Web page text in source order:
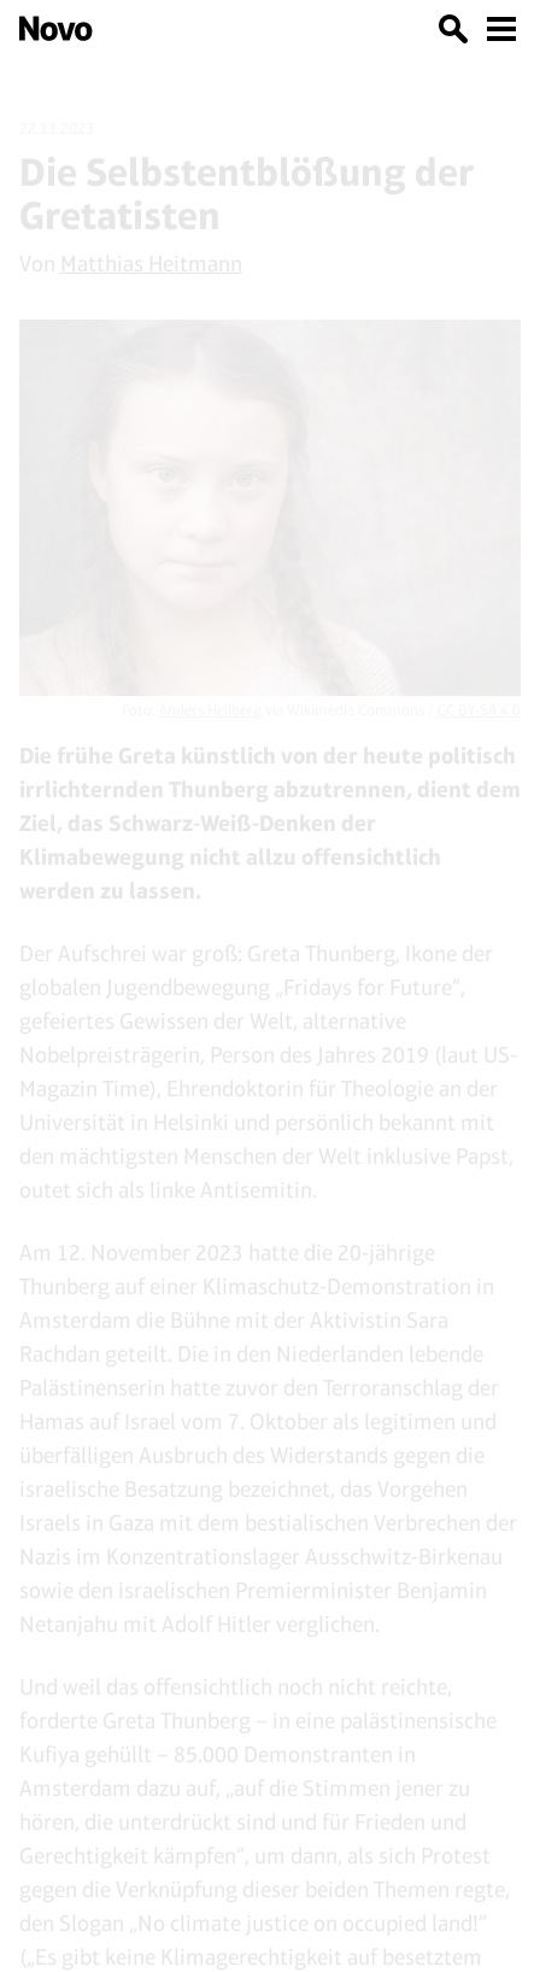
Die Selbstentblößung der
Gretatisten
Von Matthias Heitmann
Die frühe Greta künstlich von der heute politisch
irrlichternden Thunberg abzutrennen, dient dem
Ziel, das Schwarz-Weiß-Denken der
Klimabewegung nicht allzu offensichtlich
werden zu lassen.
Der Aufschrei war groß: Greta Thunberg, Ikone der
globalen Jugendbewegung „Fridays for Future“,
gefeiertes Gewissen der Welt, alternative
Nobelpreisträgerin, Person des Jahres 2019 (laut US-
Magazin Time), Ehrendoktorin für Theologie an der
Universität in Helsinki und persönlich bekannt mit
den mächtigsten Menschen der Welt inklusive Papst,
outet sich als linke Antisemitin.
Am 12. November 2023 hatte die 20-jährige
Thunberg auf einer Klimaschutz-Demonstration in
Amsterdam die Bühne mit der Aktivistin Sara
Rachdan geteilt. Die in den Niederlanden lebende
Palästinenserin hatte zuvor den Terroranschlag der
Hamas auf Israel vom 7. Oktober als legitimen und
überfälligen Ausbruch des Widerstands gegen die
israelische Besatzung bezeichnet, das Vorgehen
Israels in Gaza mit dem bestialischen Verbrechen der
Nazis im Konzentrationslager Ausschwitz-Birkenau
sowie den israelischen Premierminister Benjamin
Netanjahu mit Adolf Hitler verglichen.
Und weil das offensichtlich noch nicht reichte,
forderte Greta Thunberg – in eine palästinensische
Kufiya gehüllt – 85.000 Demonstranten in
Amsterdam dazu auf, „auf die Stimmen jener zu
hören, die unterdrückt sind und für Frieden und
Gerechtigkeit kämpfen“, um dann, als sich Protest
gegen die Verknüpfung dieser beiden Themen regte,
den Slogan „No climate justice on occupied land!“
(„Es gibt keine Klimagerechtigkeit auf besetztem